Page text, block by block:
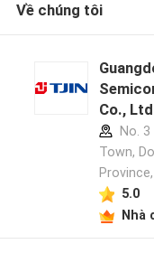
Về chúng tôi
Co.,
No.
Town,
5.0
Nhà